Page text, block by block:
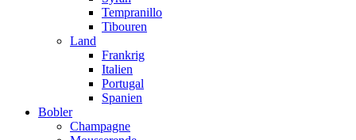
Tempranillo
Tibouren
Land
Frankrig
Italien
Portugal
Spanien
Bobler
Champagne